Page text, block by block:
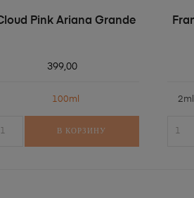
Pink Ariana Grande
399,00
100ml
В КОРЗИНУ
2ml